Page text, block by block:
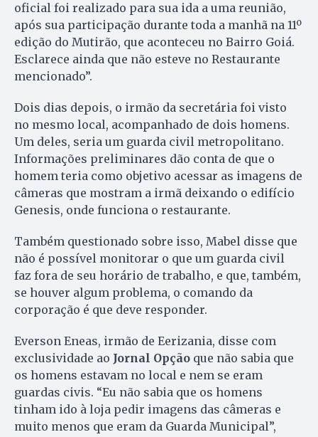
oficial foi realizado para sua ida a uma reunião,
após sua participação durante toda a manhã na 11º
edição do Mutirão, que aconteceu no Bairro Goiá.
Esclarece ainda que não esteve no Restaurante
mencionado”.
Dois dias depois, o irmão da secretária foi visto
no mesmo local, acompanhado de dois homens.
Um deles, seria um guarda civil metropolitano.
Informações preliminares dão conta de que o
homem teria como objetivo acessar as imagens de
câmeras que mostram a irmã deixando o edifício
Genesis, onde funciona o restaurante.
Também questionado sobre isso, Mabel disse que
não é possível monitorar o que um guarda civil
faz fora de seu horário de trabalho, e que, também,
se houver algum problema, o comando da
corporação é que deve responder.
Everson Eneas, irmão de Eerizania, disse com
exclusividade ao Jornal Opção que não sabia que
os homens estavam no local e nem se eram
guardas civis. “Eu não sabia que os homens
tinham ido à loja pedir imagens das câmeras e
muito menos que eram da Guarda Municipal”,